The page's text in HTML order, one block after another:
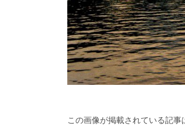
この画像が掲載されている記事